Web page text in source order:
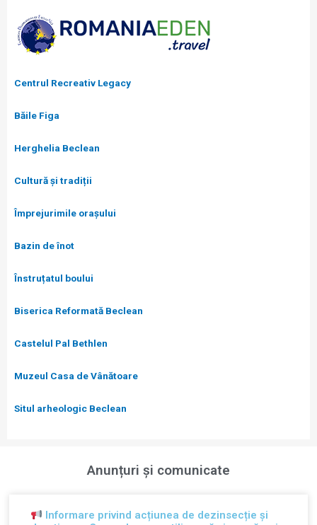
Centrul Recreativ Legacy
Băile Figa
Herghelia Beclean
Cultură și tradiții
Împrejurimile orașului
Bazin de înot
Înstruțatul boului
Biserica Reformată Beclean
Castelul Pal Bethlen
Muzeul Casa de Vânătoare
Situl arheologic Beclean
Anunțuri și comunicate
Informare privind acțiunea de dezinsecție și